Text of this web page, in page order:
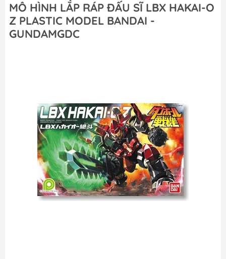
MÔ HÌNH LẮP RÁP ĐẤU SĨ LBX HAKAI-O
Z PLASTIC MODEL BANDAI -
GUNDAMGDC